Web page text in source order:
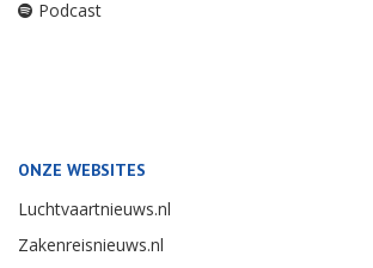
Podcast
ONZE WEBSITES
Luchtvaartnieuws.nl
Zakenreisnieuws.nl